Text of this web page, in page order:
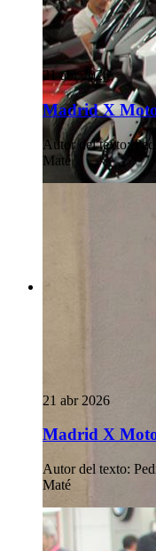
21 abr 2026
Madrid X
Autor del texto:
Maté
21 abr 2026
Madrid X
Autor del texto:
Maté